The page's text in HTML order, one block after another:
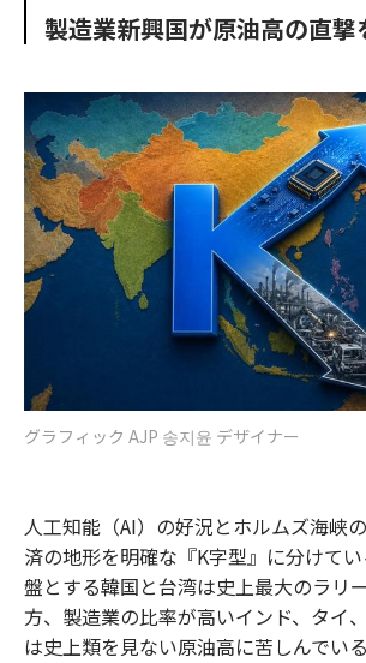
k
製造業新興国が原油高の直撃
グラフィック AJP 송지윤 デザイナー
人工知能（AI）の好況とホルムズ海峡
済の地形を明確な『K字型』に分けて
盤とする韓国と台湾は史上最大のラリ
方、製造業の比率が高いインド、タイ
は史上類を見ない原油高に苦しんでいる